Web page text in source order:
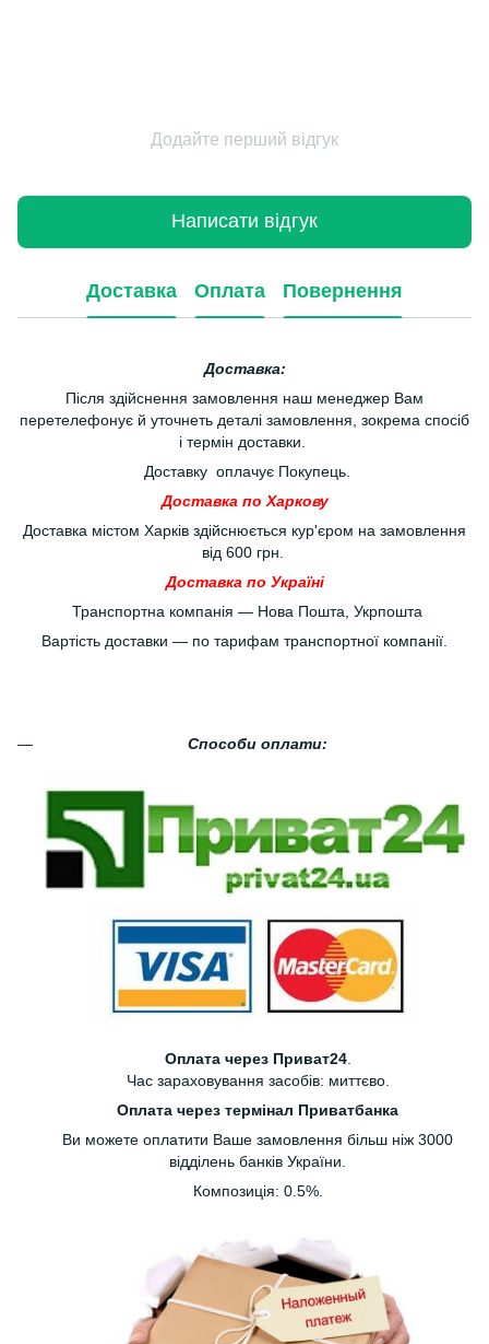
Додайте перший відгук
Написати відгук
Доставка Оплата Повернення
Доставка:
Після здійснення замовлення наш менеджер Вам
перетелефонує й уточнеть деталі замовлення, зокрема спосіб
і термін доставки.
Доставку оплачує Покупець.
Доставка по Харкову
Доставка містом Харків здійснюється кур'єром на замовлення
від 600 грн.
Доставка по Україні
Транспортна компанія — Нова Пошта, Укрпошта
Вартість доставки — по тарифам транспортної компанії.
Способи оплати:
Оплата через Приват24.
Час зараховування засобів: миттєво.
Оплата через термінал Приватбанка
Ви можете оплатити Ваше замовлення більш ніж 3000
відділень банків України.
Композиція: 0.5%.